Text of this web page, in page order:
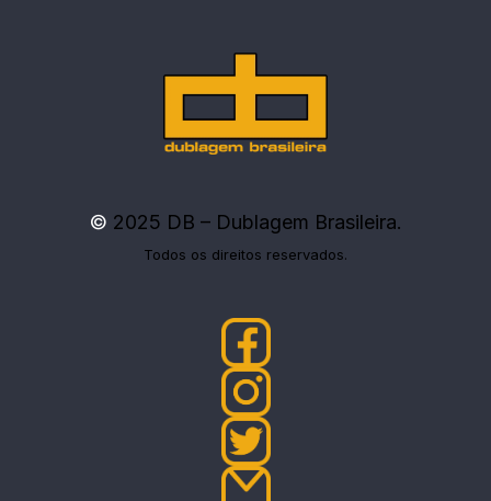
© 2025 DB – Dublagem Brasileira.
Todos os direitos reservados.